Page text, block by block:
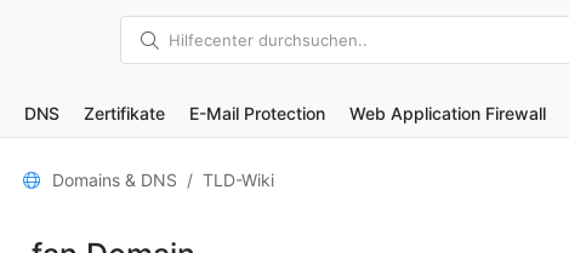
Hilfecenter durchsuchen..
DNS Zertifikate E-Mail Protection Web Application Firewall
Domains & DNS TLD-Wiki